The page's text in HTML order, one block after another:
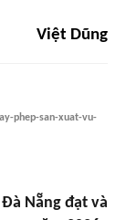
Việt Dũng
phep-san-xuat-vu-
Nẵng đạt và